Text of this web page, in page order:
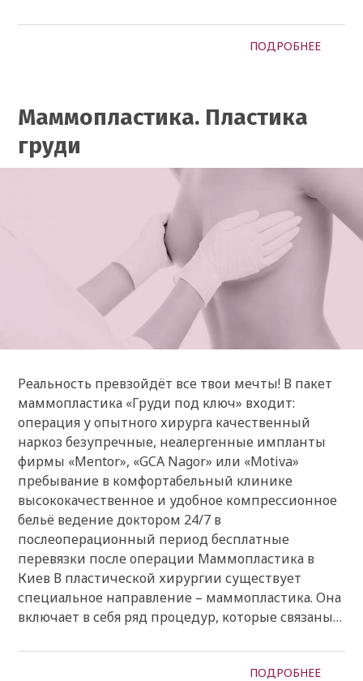
ПОДРОБНЕЕ
Маммопластика. Пластика
груди
Реальность превзойдёт все твои мечты! В пакет
маммопластика «Груди под ключ» входит:
операция у опытного хирурга качественный
наркоз безупречные, неалергенные импланты
фирмы «Mentor», «GCA Nagor» или «Motiva»
пребывание в комфортабельный клинике
высококачественное и удобное компрессионное
бельё ведение доктором 24/7 в
послеоперационный период бесплатные
перевязки после операции Маммопластика в
Киев В пластической хирургии существует
специальное направление – маммопластика. Она
включает в себя ряд процедур, которые связаны…
ПОДРОБНЕЕ